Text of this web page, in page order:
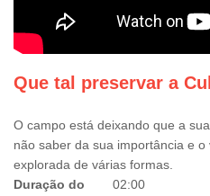
Que tal preservar a
O campo está deixando que a
não saber da sua importância e
explorada de várias formas.
Duração do
02:00